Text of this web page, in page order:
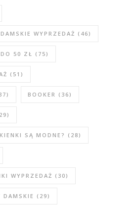
WYPRZEDAŻ (46)
50 ZŁ (75)
(51)
BOOKER (36)
SĄ MODNE? (28)
WYPRZEDAŻ (30)
DAMSKIE (29)